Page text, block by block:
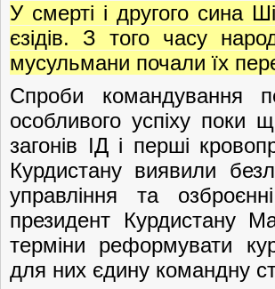
У смерті і другого сина
єзідів. З того часу
мусульмани почали їх
Спроби командування
особливого успіху
загонів ІД і перші
Курдистану виявили
управління та
президент Курдистану
терміни реформувати
для них єдину командну